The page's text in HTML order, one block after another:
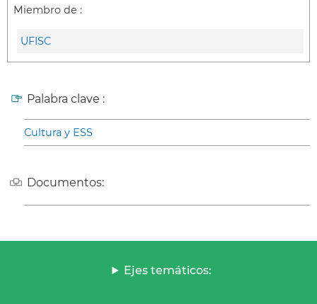
Miembro de :
UFISC
Palabra clave :
Cultura y ESS
Documentos:
Ejes temáticos: